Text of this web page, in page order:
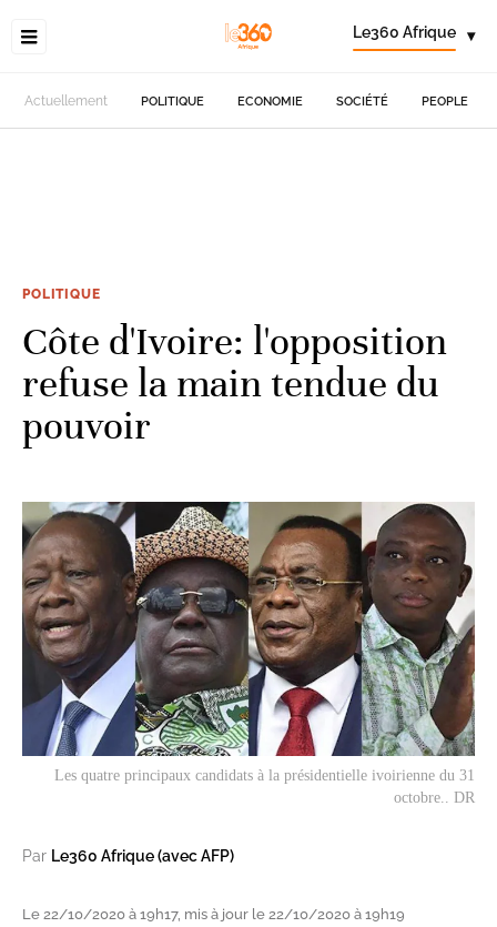
Le360 Afrique ▾
Actuellement POLITIQUE ECONOMIE SOCIÉTÉ PEOPLE
POLITIQUE
Côte d'Ivoire: l'opposition
refuse la main tendue du
pouvoir
Les quatre principaux candidats à la présidentielle ivoirienne du 31
octobre.. DR
Par Le360 Afrique (avec AFP)
Le 22/10/2020 à 19h17, mis à jour le 22/10/2020 à 19h19